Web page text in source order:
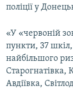
СПЕЦПРОЕКТИ
ВІДЕОУРОКИ
СВІДЧЕННЯ
УКРАЇНСЬКА
Русский
Qırımtatar
поліції у
«У «червоній
пункти, 37 шкіл,
найбільшого
Старогнатівка,
Авдіївка,